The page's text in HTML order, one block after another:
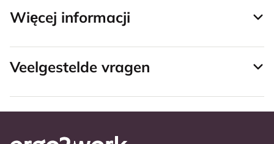
Więcej informacji
Veelgestelde vragen